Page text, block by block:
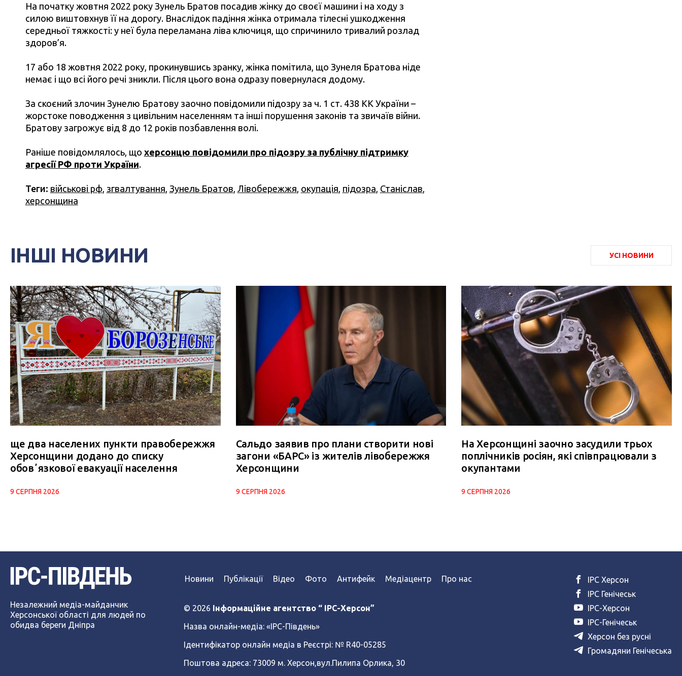
На початку жовтня 2022 року Зунель Братов посадив жінку до своєї машини і на ходу з
силою виштовхнув її на дорогу. Внаслідок падіння жінка отримала тілесні ушкодження
середньої тяжкості: у неї була переламана ліва ключиця, що спричинило тривалий розлад
здоров’я.
17 або 18 жовтня 2022 року, прокинувшись зранку, жінка помітила, що Зунеля Братова ніде
немає і що всі його речі зникли. Після цього вона одразу повернулася додому.
За скоєний злочин Зунелю Братову заочно повідомили підозру за ч. 1 ст. 438 КК України –
жорстоке поводження з цивільним населенням та інші порушення законів та звичаїв війни.
Братову загрожує від 8 до 12 років позбавлення волі.
Раніше повідомлялось, що херсонцю повідомили про підозру за публічну підтримку
агресії РФ проти України.
Теги: військові рф, згвалтування Зунель Братов Лівобережжя окупація підозра Станіслав
херсонщина
ІНШІ НОВИНИ УСІ НОВИНИ
ще два населених пункти правобережжя
Херсонщини додано до списку
обовʼязкової евакуації населення
9 СЕРПНЯ 2026
Сальдо заявив про плани створити нові
загони «БАРС» із жителів лівобережжя
Херсонщини
9 СЕРПНЯ 2026
На Херсонщині заочно засудили трьох
поплічників росіян, які співпрацювали з
окупантами
9 СЕРПНЯ 2026
Незалежний медіа-майданчик
Херсонської області для людей по
обидва береги Дніпра
Новини Публікації Відео Фото Антифейк Медіацентр Про нас
© 2026
Інформаційне агентство “ IPC-Херсон”
Назва онлайн-медіа: «ІРС-Південь»
Ідентифікатор онлайн медіа в Реєстрі: № R40-05285
Поштова адреса: 73009 м. Херсон,вул.Пилипа Орлика, 30
ІРС Херсон
ІРС Генічеськ
ІРС-Херсон
ІРС-Генічеськ
Херсон без русні
Громадяни Генічеська